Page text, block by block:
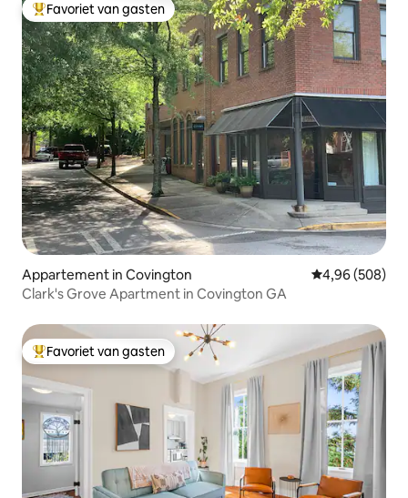
Topfavoriet van gasten
Favoriet van gasten
Appartement in Covington Gemiddelde
4,96 (508)
Clark's Grove Apartment in Covington GA
Topfavoriet van gasten
Favoriet van gasten